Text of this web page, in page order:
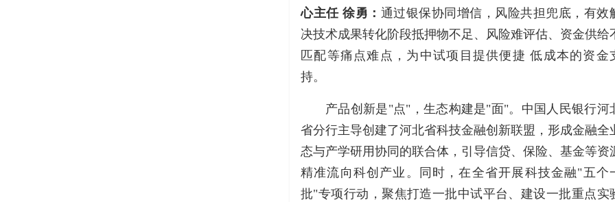
心主任 徐勇： 通过银保协同增信，风险共担兜底，有效
决技术成果转化阶段抵押物不足、风险难评估、资金供给
匹配等痛点难点，为中试项目提供便捷 低成本的资金
持。
产品创新是"点"，生态构建是"面"。中国人民银行河
省分行主导创建了河北省科技金融创新联盟，形成金融全
态与产学研用协同的联合体，引导信贷、保险、基金等资
精准流向科创产业。同时，在全省开展科技金融"五个
批"专项行动，聚焦打造一批中试平台、建设一批重点实